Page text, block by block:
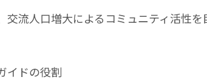
交流⼈⼝増大によるコミュニティ活性
イドの役割